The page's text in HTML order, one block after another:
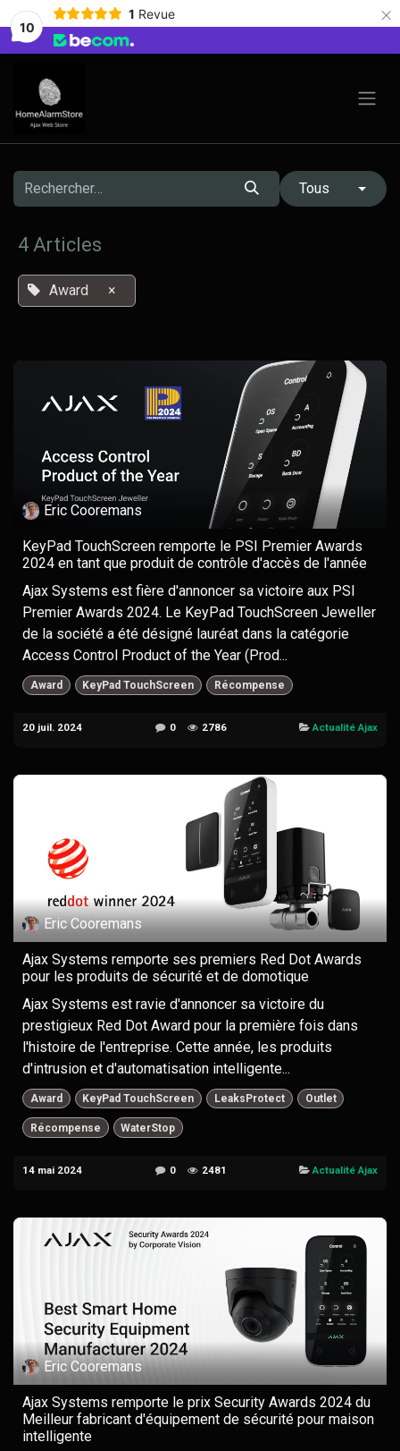
10
1 Revue ×
Tous
4 Articles
Award ×
Eric Cooremans
KeyPad TouchScreen remporte le PSI Premier Awards
2024 en tant que produit de contrôle d'accès de l'année
Ajax Systems est fière d'annoncer sa victoire aux PSI
Premier Awards 2024. Le KeyPad TouchScreen Jeweller
de la société a été désigné lauréat dans la catégorie
Access Control Product of the Year (Prod...
Award KeyPad TouchScreen Récompense
20 juil. 2024 0 2786 Actualité Ajax
Eric Cooremans
Ajax Systems remporte ses premiers Red Dot Awards
pour les produits de sécurité et de domotique
Ajax Systems est ravie d'annoncer sa victoire du
prestigieux Red Dot Award pour la première fois dans
l'histoire de l'entreprise. Cette année, les produits
d'intrusion et d'automatisation intelligente...
Award KeyPad TouchScreen LeaksProtect Outlet
Récompense WaterStop
14 mai 2024 0 2481 Actualité Ajax
Eric Cooremans
Ajax Systems remporte le prix Security Awards 2024 du
Meilleur fabricant d'équipement de sécurité pour maison
intelligente